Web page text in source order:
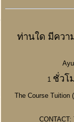
ท่านใด มีควา
1 ชั่วโ
The Course Tuition (